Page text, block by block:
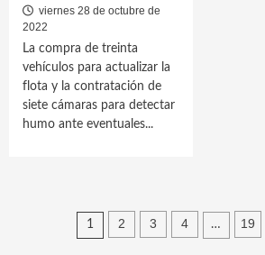
viernes 28 de octubre de
2022
La compra de treinta
vehículos para actualizar la
flota y la contratación de
siete cámaras para detectar
humo ante eventuales...
Paginación
1 2 3 4 … 19